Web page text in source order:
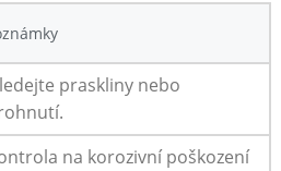
praskliny nebo
na korozivní poškození